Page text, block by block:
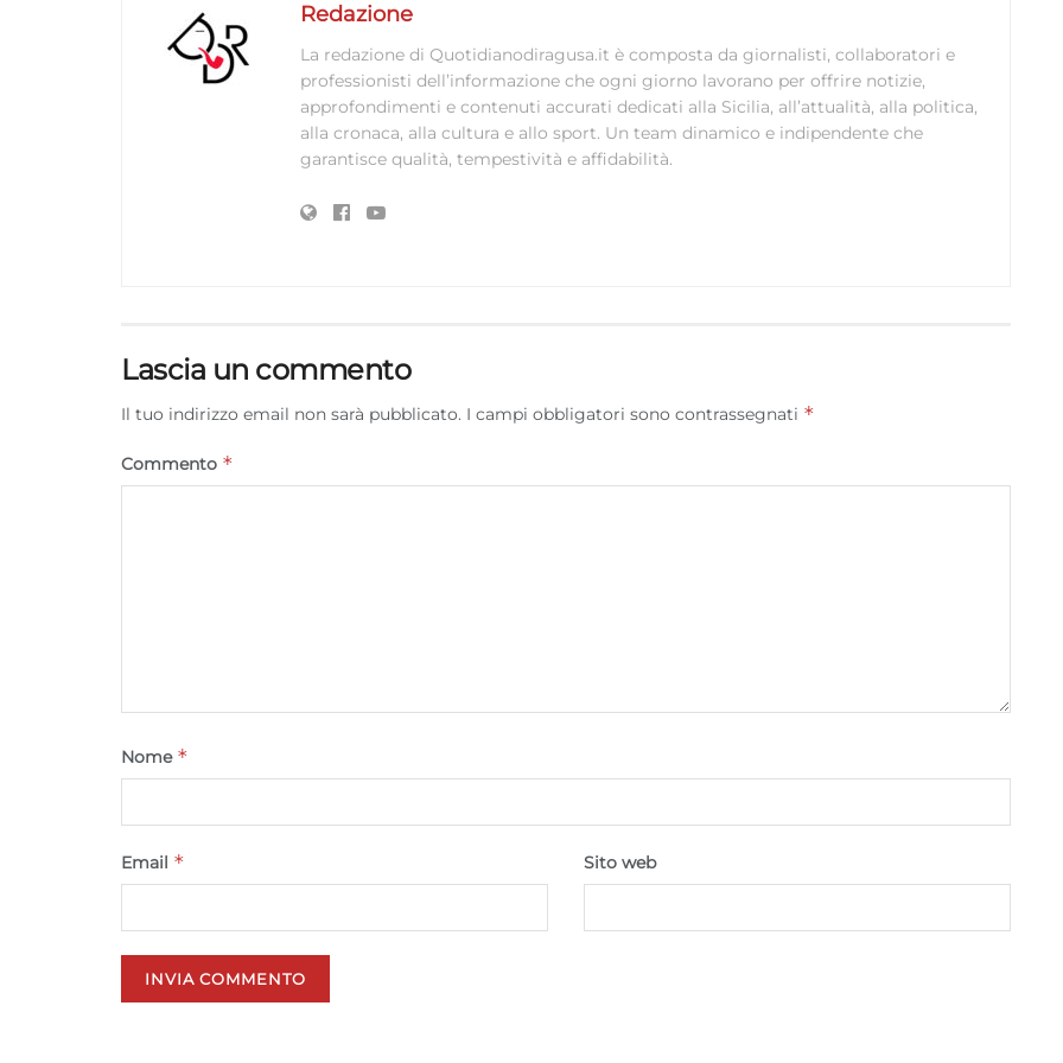
Redazione
La redazione di Quotidianodiragusa.it è composta da giornalisti, collaboratori e
professionisti dell’informazione che ogni giorno lavorano per offrire notizie,
approfondimenti e contenuti accurati dedicati alla Sicilia, all’attualità, alla politica,
alla cronaca, alla cultura e allo sport. Un team dinamico e indipendente che
garantisce qualità, tempestività e affidabilità.
Lascia un commento
Il tuo indirizzo email non sarà pubblicato. I campi obbligatori sono contrassegnati *
Commento *
Nome *
Email * Sito web